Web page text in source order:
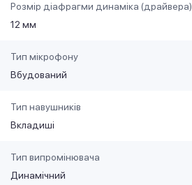
Розмір діафрагми динаміка (драйвера)
12 мм
Тип мікрофону
Вбудований
Тип навушників
Вкладиші
Тип випромінювача
Динамічний